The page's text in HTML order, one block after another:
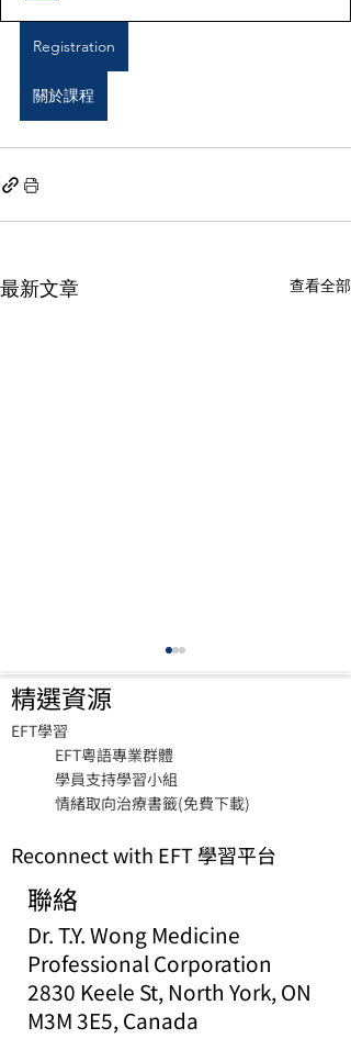
Registration
關於課程
最新文章 查看全部
存
精選資源
​EFT學習
EFT粵語專業群體
學員支持學習小組
情緒取向治療書籤(免費下載)
Reconnect with EFT 學習平台
聯絡
Dr. T.Y. Wong Medicine
Professional Corporation
2830 Keele St, North York, ON
M3M 3E5, Canada